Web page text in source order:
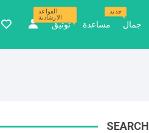
جمال
جديد
مساعدة توثيق
القواعد
الارشادية
SEARCH